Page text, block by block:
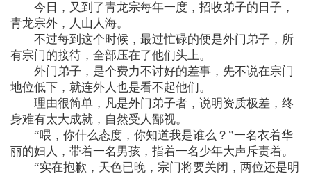
今日，又到了青龙宗每年一度，招收弟子的日子，
青龙宗外，人山人海。
不过每到这个时候，最过忙碌的便是外门弟子，所
有宗门的接待，全部压在了他们头上。
外门弟子，是个费力不讨好的差事，先不说在宗门
地位低下，就连外人也是看不起他们。
理由很简单，凡是外门弟子者，说明资质极差，终
身难有太大成就，自然受人鄙视。
“喂，你什么态度，你知道我是谁么？”一名衣着华
丽的妇人，带着一名男孩，指着一名少年大声斥责着。
“实在抱歉，天色已晚，宗门将要关闭，两位还是明